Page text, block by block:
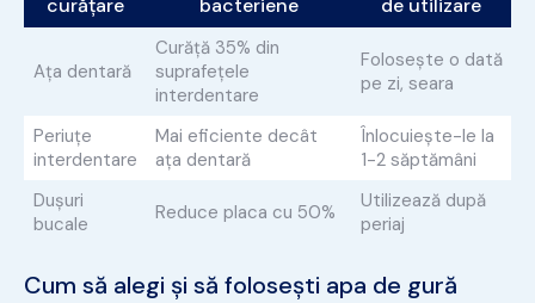
curățare bacteriene de utilizare
Ața dentară
Curăță 35% din
suprafețele
interdentare
Folosește o dată
pe zi, seara
Periuțe
interdentare
Mai eficiente decât
ața dentară
Înlocuiește-le la
1-2 săptămâni
Dușuri
bucale
Reduce placa cu 50%
Utilizează după
periaj
Cum să alegi și să folosești apa de gură